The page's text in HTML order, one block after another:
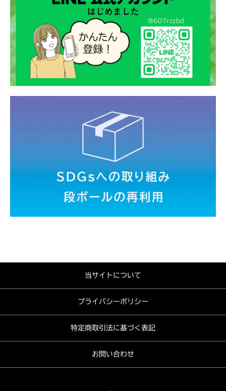
当サイトについて
プライバシーポリシー
特定商取引法に基づく表記
お問い合わせ